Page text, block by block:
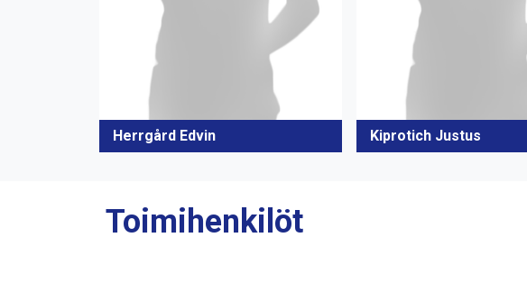
Herrgård Edvin Kiprotich Justus
Toimihenkilöt